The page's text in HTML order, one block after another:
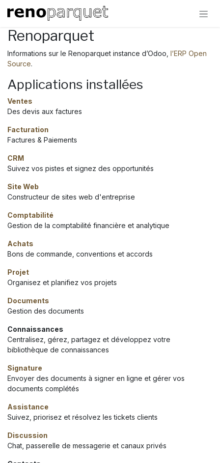
Renoparquet
Informations sur le Renoparquet instance d’Odoo, l’ERP Open
Source.
Applications installées
Ventes
Des devis aux factures
Facturation
Factures & Paiements
CRM
Suivez vos pistes et signez des opportunités
Site Web
Constructeur de sites web d'entreprise
Comptabilité
Gestion de la comptabilité financière et analytique
Achats
Bons de commande, conventions et accords
Projet
Organisez et planifiez vos projets
Documents
Gestion des documents
Connaissances
Centralisez, gérez, partagez et développez votre
bibliothèque de connaissances
Signature
Envoyer des documents à signer en ligne et gérer vos
documents complétés
Assistance
Suivez, priorisez et résolvez les tickets clients
Discussion
Chat, passerelle de messagerie et canaux privés